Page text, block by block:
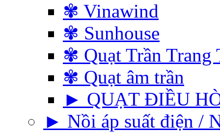
✾ Vinawind
✾ Sunhouse
✾ Quạt Trần Trang
✾ Quạt âm trần
► QUẠT ĐIỀU
► Nồi áp suất điện /